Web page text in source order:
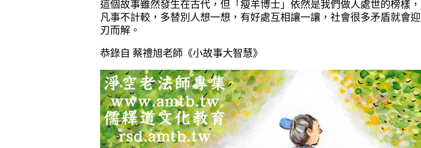
這個故事雖然發生在古代，但「瘦羊博士」依然是我們做人處世的榜樣，
凡事不計較，多替別人想一想，有好處互相讓一讓，社會很多矛盾就會迎
刃而解。
恭錄自 蔡禮旭老師《小故事大智慧》